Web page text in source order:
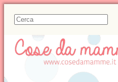
C
r
c